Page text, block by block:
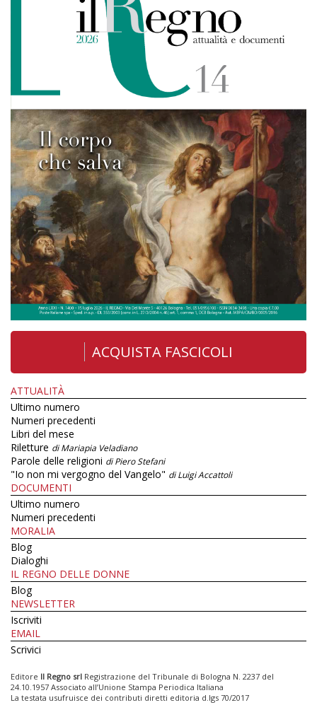
ACQUISTA FASCICOLI
ATTUALITÀ
Ultimo numero
Numeri precedenti
Libri del mese
Riletture di Mariapia Veladiano
Parole delle religioni di Piero Stefani
"Io non mi vergogno del Vangelo" di Luigi Accattoli
DOCUMENTI
Ultimo numero
Numeri precedenti
MORALIA
Blog
Dialoghi
IL REGNO DELLE DONNE
Blog
NEWSLETTER
Iscriviti
EMAIL
Scrivici
Editore Il Regno srl Registrazione del Tribunale di Bologna N. 2237 del
24.10.1957 Associato all’Unione Stampa Periodica Italiana
La testata usufruisce dei contributi diretti editoria d.lgs 70/2017